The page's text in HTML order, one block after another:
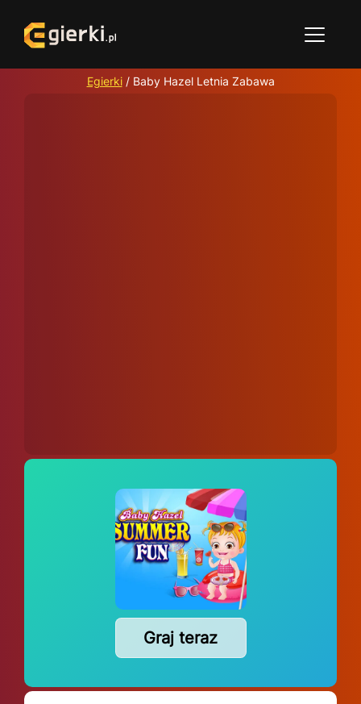
Egierki/ Baby Hazel Letnia Zabawa
Graj teraz